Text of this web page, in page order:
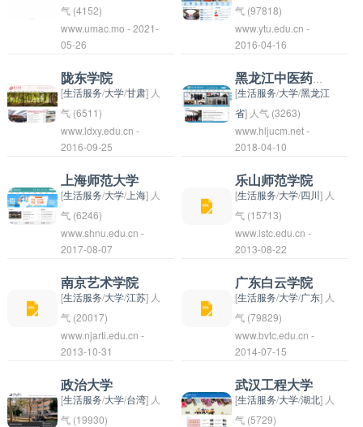
展做出贡献。
色，拥有一支高水平的
教学和科研团队，培养
了大量优秀的人才。目
前，东北师范大学已经
成为中国领先的综合性
大学之一，在教育、人
文、科学等领域具有较
高的声誉和影响力。
法商学堂，后来历经多
次更名、搬迁和合并，
最终于2000年正式更
名为中南财经政法大
学。学校位于湖北省武
汉市东湖高新技术开发
区。 中南财经政法大学
在中国的财经和法学领
域具有较高的声誉，拥
有一支优秀的师资队伍
和完善的办学条件。学
校注重学科交叉和综合
发展，开设了经济学、
学、工商管理等多个学
科门类的本科、硕士和
博士专业。学校秉
承“厚德、宏图、求
力于培养德才兼备、具
有国际视野和创新能力
养公安警察人才为主要
任务的院校。学院设有
治安学、刑事科学技
术、犯罪学、公安管理
等相关专业，拥有一支
优秀的教师队伍和完善
的教学设施，为学生提
供优质的教育和培训服
务。学院致力于培养
德、智、体、美全面发
展的优秀警察人才，为
维护社会治安和促进社
会稳定作出贡献。
学，创建于1938年。
学校是湖南省“双一
流”建设高校，是教师
教育和文学、历史、艺
术等学科的重要基地。
湖南师范大学拥有一支
优秀的教师队伍和完备
的教学科研设施，为学
生提供丰富多彩的学术
活动和实践机会。学校
开设了本科、硕士、博
士等多层次的教育培养
项目，培养了大量优秀
人才。 湖南师范大学也
是重要的国际合作交流
基地，与多所国际知名
大学建立了广泛的合作
关系，为学生提供了交
湖南师范大学致力于培
养德才兼备的优秀人
气 (4152)
澳门大学是一所位于中
国澳门特别行政区的综
合性大学，创建于
1981年。它拥有完善
的教学设施和学术研究
机构，提供多元化的本
科和研究生课程。澳门
大学以其高水平的教育
质量和国际化的办学理
念而闻名，吸引了来自
全球各地的学生和学
者。其目标是培养具有
国际视野和创新精神的
优秀人才，为澳门和世
界的发展做出贡献。
www.umac.mo - 2021-
05-26
气 (97818)
烟台大学位于中国山东
省烟台市，是一所综合
性公办大学，前身是创
办于1958年的烟台师
范学院。学校的办学理
念是“厚德博学、求是
创新”，致力于培养德
智体全面发展的高素质
人才。 烟台大学设有文
学院、外国语学院、法
学院、管理学院、信息
科学与工程学院等多个
学院和研究生院，开设
本科、硕士和博士等多
个层次的教育教学项
目。学校在人文社会科
学、理工科学、经济管
理等领域拥有优势学
科，并积极推进国际交
流与合作。 烟台大学致
www.ytu.edu.cn -
2016-04-16
陇东学院
[生活服务/大学/甘肃] 人
气 (6511)
陇东学院是一所位于中
国甘肃省陇南市的本科
院校。学校创建于
1979年，是经国家教
育部批准设立的本科院
校。学校有良好的师资
力量和教学设施，注重
学生的综合发展和素质
教育。陇东学院在教
学、科研、人才培养等
方面取得了优秀的成
绩，被社会和学生家长
广泛认可。
www.ldxy.edu.cn -
2016-09-25
[生活服务/大学/黑龙江
省] 人气 (3263)
www.hljucm.net -
2018-04-10
上海师范大学
[生活服务/大学/ 上海] 人
气 (6246)
上海师范大学
（Shanghai Normal
University）是一所以
师范教育为主，兼具
文、史、理、工、法、
经、管、艺、教育学等
多学科协调发展的本科
高校，创建于1954
年，前身是上海市高级
教育研究院。学校位于
www.shnu.edu.cn -
2017-08-07
乐山师范学院
[生活服务/大学/四川] 人
气 (15713)
乐山师范学院是一所位
于中国四川省乐山市的
本科院校。学校前身为
创建于1978年的乐山
教育学院，后更名为乐
山师范学校，现为全日
制本科专门师范学校。
学校坐落于风景秀丽的
乐山市，校园环境优
美，教学设施齐全。学
www.lstc.edu.cn -
2013-08-22
南京艺术学院
[生活服务/大学/江苏] 人
气 (20017)
南京艺术学院
（Nanjing Art
Institute）成立于1958
年，是中国江苏省唯一
的高等艺术院校，是教
www.njarti.edu.cn -
2013-10-31
广东白云学院
[生活服务/大学/广东] 人
气 (79829)
广东白云学院是一所位
于中国广东省广州市的
本科院校，隶属于广东
省教育厅。学校创建于
2008年，是一所具有
www.bvtc.edu.cn -
2014-07-15
政治大学
[生活服务/大学/台湾] 人
气 (19930)
武汉工程大学
[生活服务/大学/湖北] 人
气 (5729)